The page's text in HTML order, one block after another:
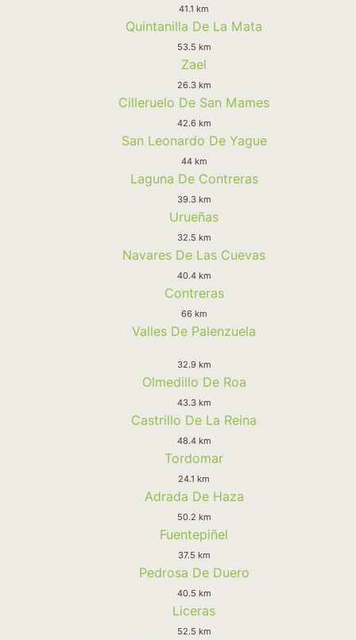
41.1 km
Quintanilla De La Mata
53.5 km
Zael
26.3 km
Cilleruelo De San Mames
42.6 km
San Leonardo De Yague
44 km
Laguna De Contreras
39.3 km
Urueñas
32.5 km
Navares De Las Cuevas
40.4 km
Contreras
66 km
Valles De Palenzuela
32.9 km
Olmedillo De Roa
43.3 km
Castrillo De La Reina
48.4 km
Tordomar
24.1 km
Adrada De Haza
50.2 km
Fuentepiñel
37.5 km
Pedrosa De Duero
40.5 km
Liceras
52.5 km